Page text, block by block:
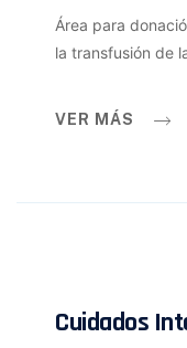
Área para
la transfusión de
VER MÁS
Cuidados